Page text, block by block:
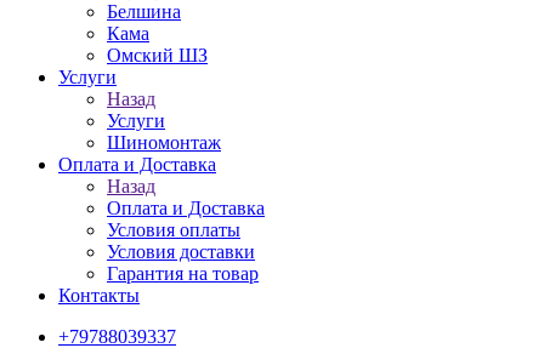
Белшина
Кама
Омский ШЗ
Услуги
Назад
Услуги
Шиномонтаж
Оплата и Доставка
Назад
Оплата и Доставка
Условия оплаты
Условия доставки
Гарантия на товар
Контакты
+79788039337